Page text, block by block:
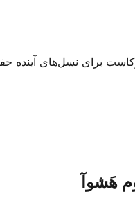
برای نسل‌های آینده
هَشوآ